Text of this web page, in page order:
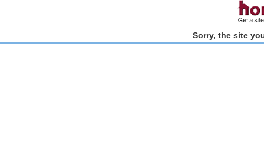
Sorry, the site